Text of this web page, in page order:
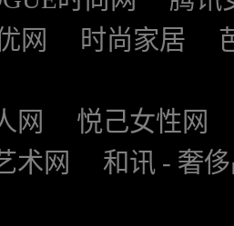
网 时尚家居
网
悦己女性网
术网
和讯 - 奢